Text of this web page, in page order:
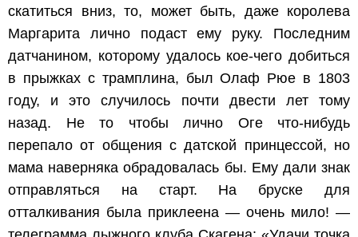
скатиться вниз, то, может быть, даже королева
Маргарита лично подаст ему руку. Последним
датчанином, которому удалось кое-чего добиться
в прыжках с трамплина, был Олаф Рюе в 1803
году, и это случилось почти двести лет тому
назад. Не то чтобы лично Оге что-нибудь
перепало от общения с датской принцессой, но
мама наверняка обрадовалась бы. Ему дали знак
отправляться на старт. На бруске для
отталкивания была приклеена — очень мило! —